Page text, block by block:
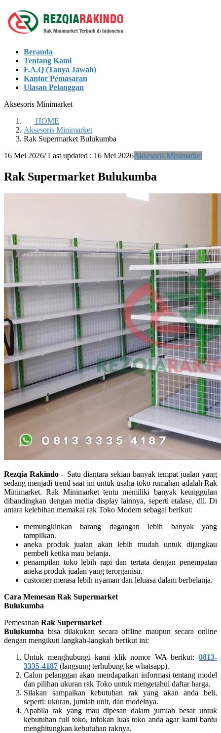
Skip
to
the
Skip
to
the
Beranda
Tentang Kami
F.A.Q (Tanya Jawab)
Kantor Pemasaran
Ulasan Pelanggan
Aksesoris Minimarket
HOME
Aksesoris Minimarket
Rak Supermarket Bulukumba
16 Mei 2026/ Last updated : 16 Mei 2026Aksesoris Minimarket
Rak Supermarket Bulukumba
Rezqia Rakindo– Satu diantara sekian banyak tempat jualan yang
sedang menjadi trend saat ini untuk usaha toko rumahan adalah Rak
Minimarket. Rak Minimarket tentu memiliki banyak keunggulan
dibandingkan dengan media display lainnya, seperti etalase, dll. Di
antara kelebihan memakai rak Toko Modern sebagai berikut:
memungkinkan barang dagangan lebih banyak yang
tampilkan.
aneka produk jualan akan lebih mudah untuk dijangkau
pembeli ketika mau belanja.
penampilan toko lebih rapi dan tertata dengan penempatan
aneka produk jualan yang terorganisir.
customer merasa lebih nyaman dan leluasa dalam berbelanja.
Cara Memesan Rak Supermarket
Bulukumba
Pemesanan Rak Supermarket
Bulukumba bisa dilakukan secara offline maupun secara online
dengan mengikuti langkah-langkah berikut ini:
Untuk menghubungi kami klik nomor WA berikut: 0813-
3335-4187 (langsung terhubung ke whatsapp).
Calon pelanggan akan mendapatkan informasi tentang model
dan pilihan ukuran rak Toko untuk mengetahui daftar harga.
Silakan sampaikan kebutuhan rak yang akan anda beli,
seperti: ukuran, jumlah unit, dan modelnya.
Apabila rak yang mau dipesan dalam jumlah besar untuk
kebutuhan full toko, infokan luas toko anda agar kami bantu
menghitungkan kebutuhan raknya.